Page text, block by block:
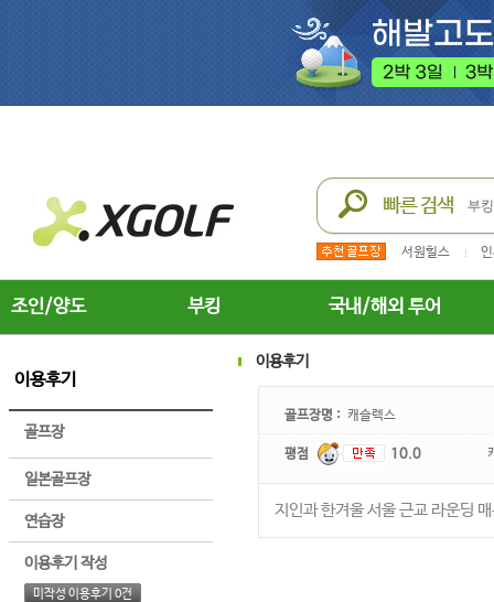
서원힐스
조인/양도 부킹 국내/해외 투어
이용후기
골프장
일본골프장
연습장
이용후기 작성
미작성 이용후기 0건
이용후기
골프장명 : 캐슬렉스
평점 10.0
지인과 한겨울 서울 근교 라운딩